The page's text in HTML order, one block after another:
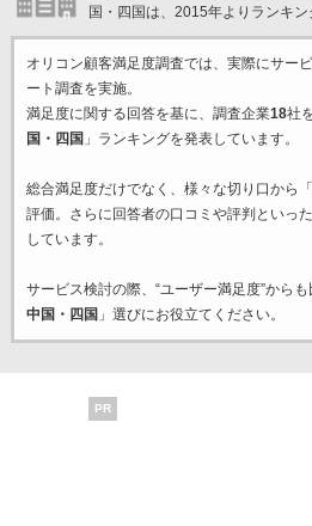
国・四国は、2015年よりランキン
オリコン顧客満足度調査では、実際にサー
ート調査を実施。
満足度に関する回答を基に、調査企業18社
国・四国 」ランキングを発表しています。
総合満足度だけでなく、様々な切り口から「
評価。さらに回答者の口コミや評判といっ
しています。
サービス検討の際、“ユーザー満足度”からも
中国・四国 」選びにお役立てください。
PR